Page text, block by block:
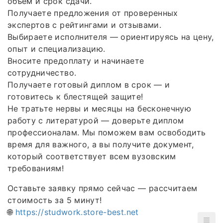
Получаете предложения от проверенных
экспертов с рейтингами и отзывами.
Выбираете исполнителя — ориентируясь на цену,
опыт и специализацию.
Вносите предоплату и начинаете
сотрудничество.
Получаете готовый диплом в срок — и
готовитесь к блестящей защите!
Не тратьте нервы и месяцы на бесконечную
работу с литературой — доверьте диплом
профессионалам. Мы поможем вам освободить
время для важного, а вы получите документ,
который соответствует всем вузовским
требованиям!
Оставьте заявку прямо сейчас — рассчитаем
стоимость за 5 минут!
🌐 https://studwork.store-best.net